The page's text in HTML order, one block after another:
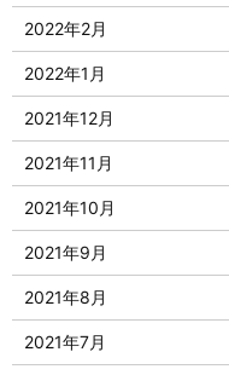
2022年2月
2022年1月
2021年12月
2021年11月
2021年10月
2021年9月
2021年8月
2021年7月